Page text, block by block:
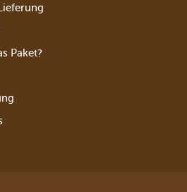
Paket?